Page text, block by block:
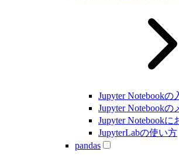
Jupyter Notebookの
Jupyter Notebook
Jupyter Notebookに
JupyterLabの使い方
pandas